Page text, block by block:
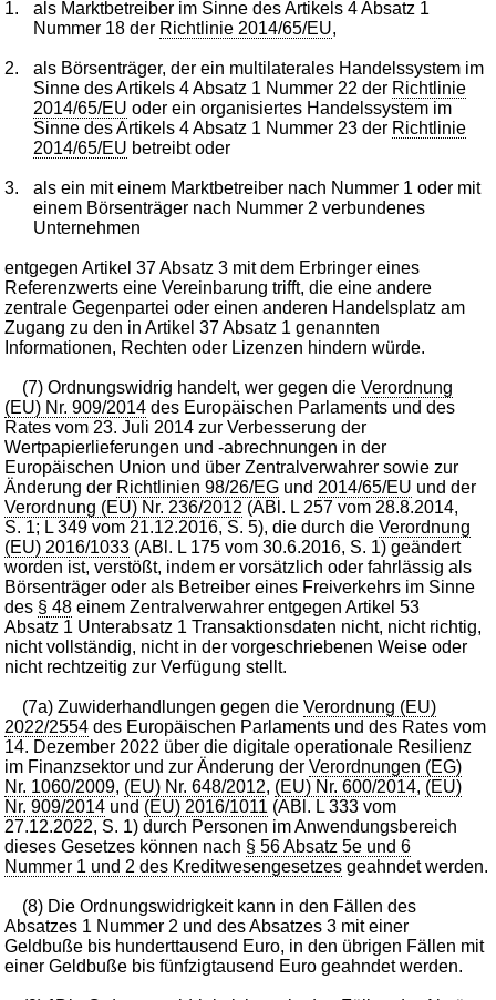
1.
als Marktbetreiber im Sinne des Artikels 4 Absatz 1
Nummer 18 der Richtlinie 2014/65/EU,
2.
als Börsenträger, der ein multilaterales Handelssystem im
Sinne des Artikels 4 Absatz 1 Nummer 22 der Richtlinie
2014/65/EU oder ein organisiertes Handelssystem im
Sinne des Artikels 4 Absatz 1 Nummer 23 der Richtlinie
2014/65/EU betreibt oder
3.
als ein mit einem Marktbetreiber nach Nummer 1 oder mit
einem Börsenträger nach Nummer 2 verbundenes
Unternehmen
entgegen Artikel 37 Absatz 3 mit dem Erbringer eines
Referenzwerts eine Vereinbarung trifft, die eine andere
zentrale Gegenpartei oder einen anderen Handelsplatz am
Zugang zu den in Artikel 37 Absatz 1 genannten
Informationen, Rechten oder Lizenzen hindern würde.
(7) Ordnungswidrig handelt, wer gegen dieVerordnung
(EU) Nr. 909/2014 des Europäischen Parlaments und des
Rates vom 23. Juli 2014 zur Verbesserung der
Wertpapierlieferungen und -abrechnungen in der
Europäischen Union und über Zentralverwahrer sowie zur
Änderung der Richtlinien 98/26/EG und 2014/65/EU und der
Verordnung (EU) Nr. 236/2012 (ABl. L 257 vom 28.8.2014,
S. 1; L 349 vom 21.12.2016, S. 5), die durch dieVerordnung
(EU) 2016/1033 (ABl. L 175 vom 30.6.2016, S. 1) geändert
worden ist, verstößt, indem er vorsätzlich oder fahrlässig als
Börsenträger oder als Betreiber eines Freiverkehrs im Sinne
des § 48 einem Zentralverwahrer entgegen Artikel 53
Absatz 1 Unterabsatz 1 Transaktionsdaten nicht, nicht richtig,
nicht vollständig, nicht in der vorgeschriebenen Weise oder
nicht rechtzeitig zur Verfügung stellt.
(7a) Zuwiderhandlungen gegen dieVerordnung (EU)
2022/2554 des Europäischen Parlaments und des Rates vom
14. Dezember 2022 über die digitale operationale Resilienz
im Finanzsektor und zur Änderung derVerordnungen (EG)
Nr. 1060/2009, (EU) Nr. 648/2012, (EU) Nr. 600/2014, (EU)
Nr. 909/2014 und (EU) 2016/1011 (ABl. L 333 vom
27.12.2022, S. 1) durch Personen im Anwendungsbereich
dieses Gesetzes können nach § 56 Absatz 5e und 6
Nummer 1 und 2 des Kreditwesengesetzes geahndet werden.
(8) Die Ordnungswidrigkeit kann in den Fällen des
Absatzes 1 Nummer 2 und des Absatzes 3 mit einer
Geldbuße bis hunderttausend Euro, in den übrigen Fällen mit
einer Geldbuße bis fünfzigtausend Euro geahndet werden.